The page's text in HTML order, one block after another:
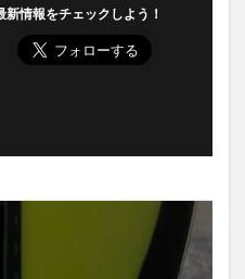
新情報をチェックしよう！